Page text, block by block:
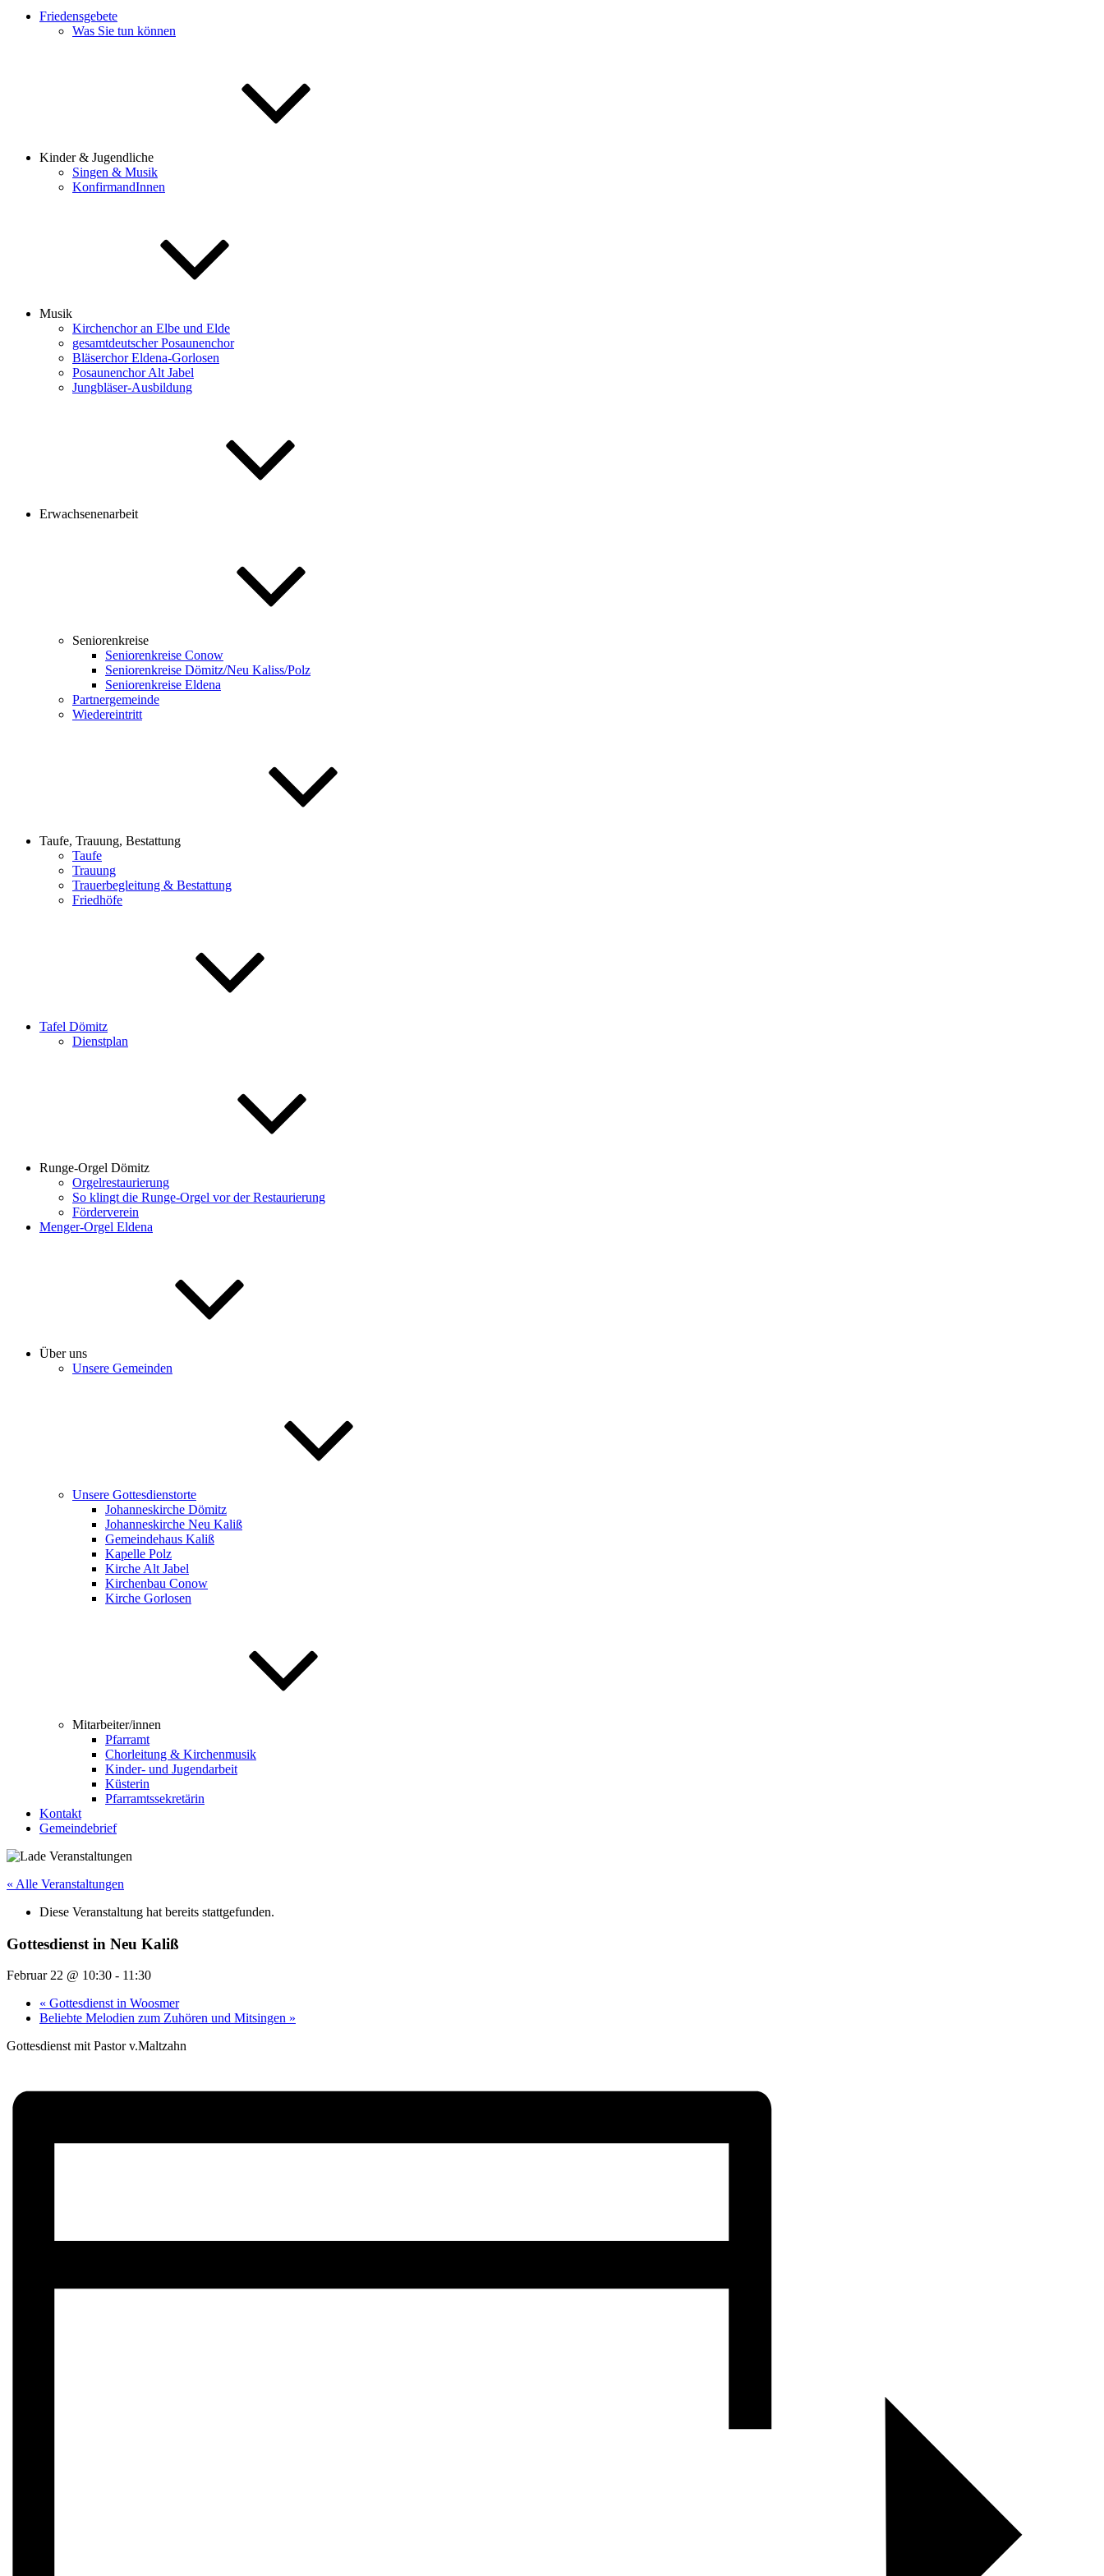
Friedensgebete
Was Sie tun können
Kinder & Jugendliche
Singen & Musik
KonfirmandInnen
Musik
Kirchenchor an Elbe und Elde
gesamtdeutscher Posaunenchor
Bläserchor Eldena-Gorlosen
Posaunenchor Alt Jabel
Jungbläser-Ausbildung
Erwachsenenarbeit
Seniorenkreise
Seniorenkreise Conow
Seniorenkreise Dömitz/Neu Kaliss/Polz
Seniorenkreise Eldena
Partnergemeinde
Wiedereintritt
Taufe, Trauung, Bestattung
Taufe
Trauung
Trauerbegleitung & Bestattung
Friedhöfe
Tafel Dömitz
Dienstplan
Runge-Orgel Dömitz
Orgelrestaurierung
So klingt die Runge-Orgel vor der Restaurierung
Förderverein
Menger-Orgel Eldena
Über uns
Unsere Gemeinden
Unsere Gottesdienstorte
Johanneskirche Dömitz
Johanneskirche Neu Kaliß
Gemeindehaus Kaliß
Kapelle Polz
Kirche Alt Jabel
Kirchenbau Conow
Kirche Gorlosen
Mitarbeiter/innen
Pfarramt
Chorleitung & Kirchenmusik
Kinder- und Jugendarbeit
Küsterin
Pfarramtssekretärin
Kontakt
Gemeindebrief
« Alle Veranstaltungen
Diese Veranstaltung hat bereits stattgefunden.
Gottesdienst in Neu Kaliß
Februar 22 @ 10:30 - 11:30
« Gottesdienst in Woosmer
Beliebte Melodien zum Zuhören und Mitsingen »
Gottesdienst mit Pastor v.Maltzahn